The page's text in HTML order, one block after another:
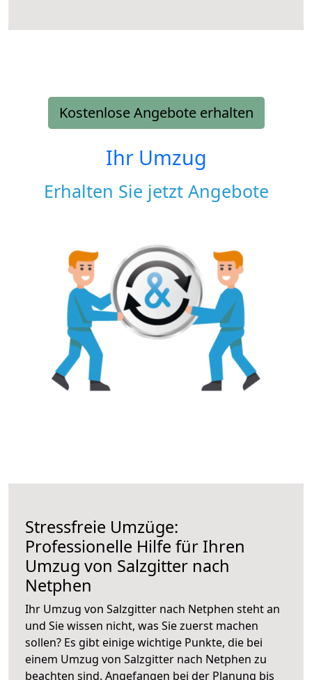
Kostenlose Angebote erhalten
Ihr Umzug
Erhalten Sie jetzt Angebote
Stressfreie Umzüge:
Professionelle Hilfe für Ihren
Umzug von Salzgitter nach
Netphen
Ihr Umzug von Salzgitter nach Netphen steht an
und Sie wissen nicht, was Sie zuerst machen
sollen? Es gibt einige wichtige Punkte, die bei
einem Umzug von Salzgitter nach Netphen zu
beachten sind. Angefangen bei der Planung bis